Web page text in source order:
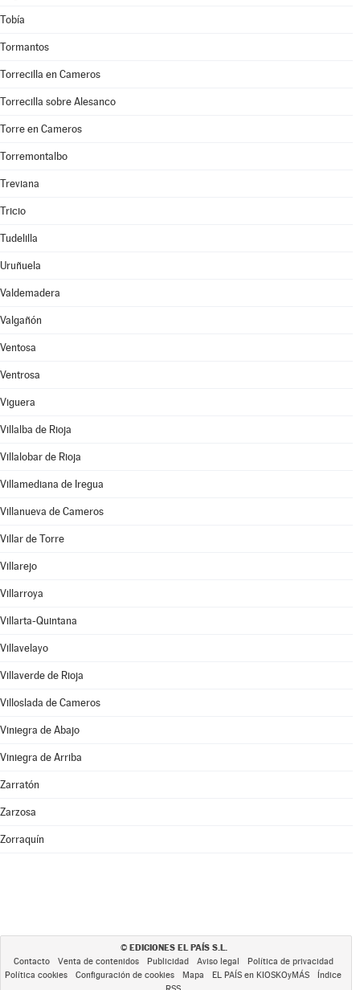
Tobía
Tormantos
Torrecilla en Cameros
Torrecilla sobre Alesanco
Torre en Cameros
Torremontalbo
Treviana
Tricio
Tudelilla
Uruñuela
Valdemadera
Valgañón
Ventosa
Ventrosa
Viguera
Villalba de Rioja
Villalobar de Rioja
Villamediana de Iregua
Villanueva de Cameros
Villar de Torre
Villarejo
Villarroya
Villarta-Quintana
Villavelayo
Villaverde de Rioja
Villoslada de Cameros
Viniegra de Abajo
Viniegra de Arriba
Zarratón
Zarzosa
Zorraquín
© EDICIONES EL PAÍS S.L.
Contacto Venta de contenidos Publicidad Aviso legal
Política de privacidad
Política cookies
Configuración de cookies Mapa EL PAÍS en KIOSKOyMÁS
Índice